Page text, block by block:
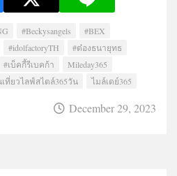
#Beckysangels
#BEX
#idolfactoryTH
#ต๋องธนายุทธ
#เบ็คกี้รีเบคก้า
Mileday365
ที่ยวไลฟ์สไตล์365วัน ไมล์เดย์365
December 29, 2023